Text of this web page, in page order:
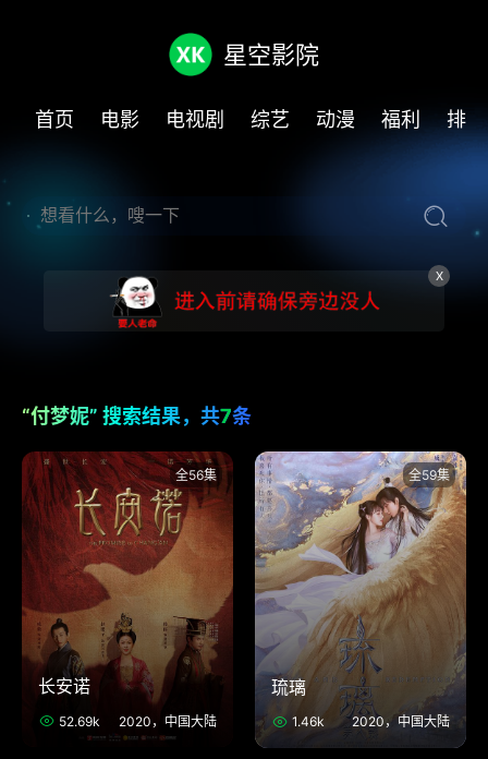
星空影院
首页 电影 电视剧 综艺 动漫 福利 排
X
“付梦妮” 搜索结果，共7条
全56集
长安诺
52.69k 2020，中国大陆
全59集
琉璃
1.46k 2020，中国大陆